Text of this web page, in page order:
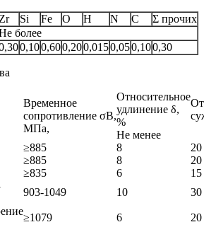
Zr Si Fe O H N C
Σ прочих
более
0,100,600,200,0150,050,100,30
Временное
сопротивление σB,
МПа,
Относительное
удлинение δ,
%
Не менее
≥885 8
20
≥885 8
20
≥835 6 15
903-1049 10 30
≥1079 6
20